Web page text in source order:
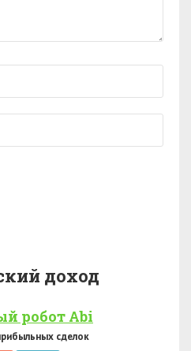
доход
робот Abi
сделок